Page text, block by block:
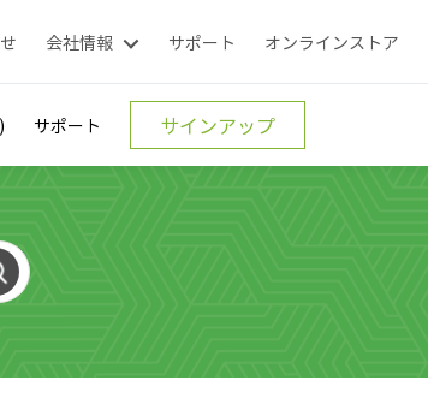
会社情報 サポート オンラインストア
サポート サインアップ